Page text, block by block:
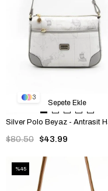
3
$43.99
$80.50
Sepete Ekle
%45